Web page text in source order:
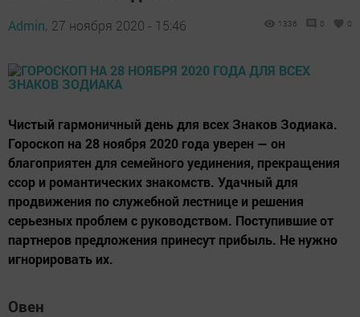
Admin, 27 ноября 2020 - 15:46 1336 0 0
Чистый гармоничный день для всех Знаков Зодиака.
Гороскоп на 28 ноября 2020 года уверен — он
благоприятен для семейного уединения, прекращения
ссор и романтических знакомств. Удачный для
продвижения по служебной лестнице и решения
серьезных проблем с руководством. Поступившие от
партнеров предложения принесут прибыль. Не нужно
игнорировать их.
Овен